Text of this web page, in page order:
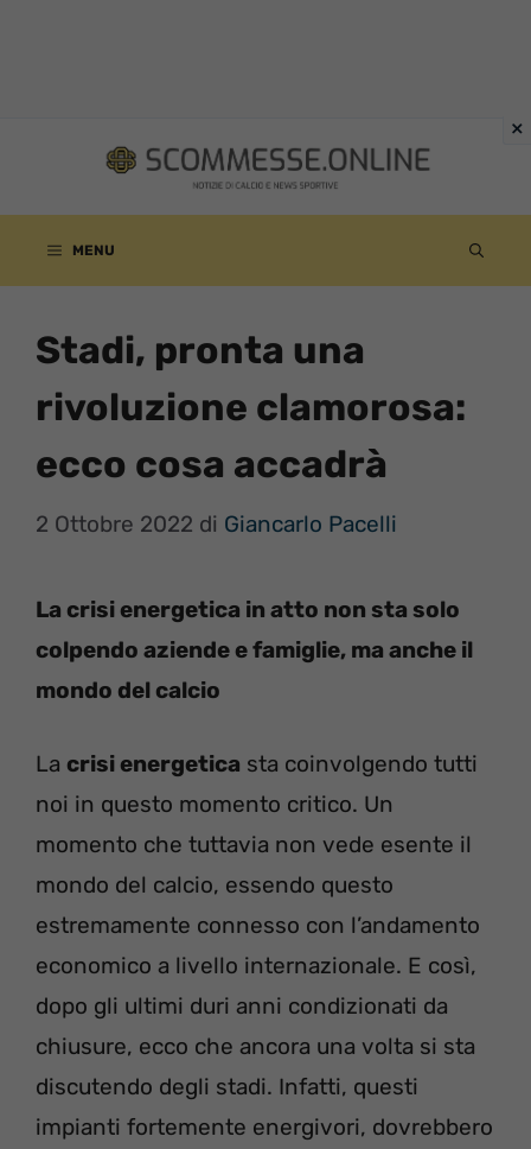
contenuto
MENU
Stadi, pronta una
rivoluzione clamorosa:
ecco cosa accadrà
2 Ottobre 2022 di Giancarlo Pacelli
La crisi energetica in atto non sta solo
colpendo aziende e famiglie, ma anche il
mondo del calcio
La crisi energetica sta coinvolgendo tutti
noi in questo momento critico. Un
momento che tuttavia non vede esente il
mondo del calcio, essendo questo
estremamente connesso con l’andamento
economico a livello internazionale. E così,
dopo gli ultimi duri anni condizionati da
chiusure, ecco che ancora una volta si sta
discutendo degli stadi. Infatti, questi
impianti fortemente energivori, dovrebbero